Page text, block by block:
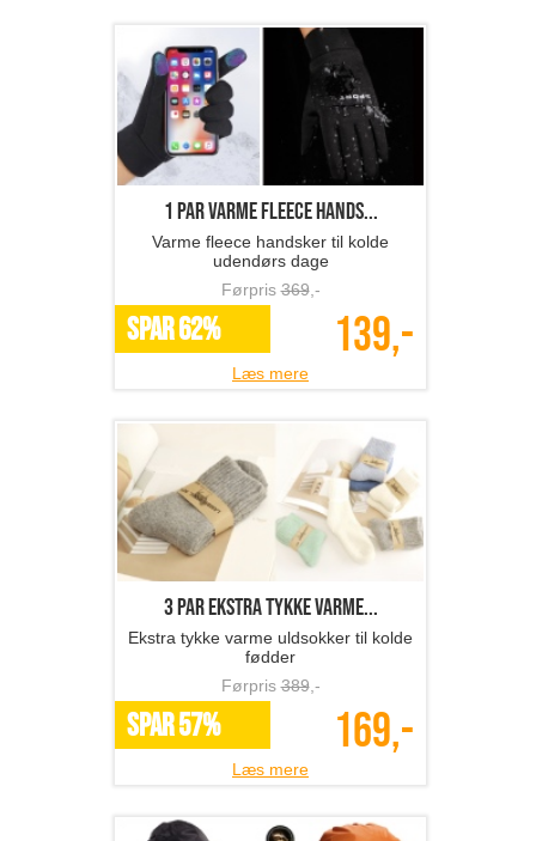
1 par varme fleece hands...
Varme fleece handsker til kolde
udendørs dage
Førpris369,-
SPAR 62% 139,-
Læs mere
3 par ekstra tykke varme...
Ekstra tykke varme uldsokker til kolde
fødder
Førpris389,-
SPAR 57% 169,-
Læs mere